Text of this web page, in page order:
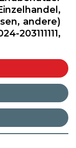
andere)
203111111,